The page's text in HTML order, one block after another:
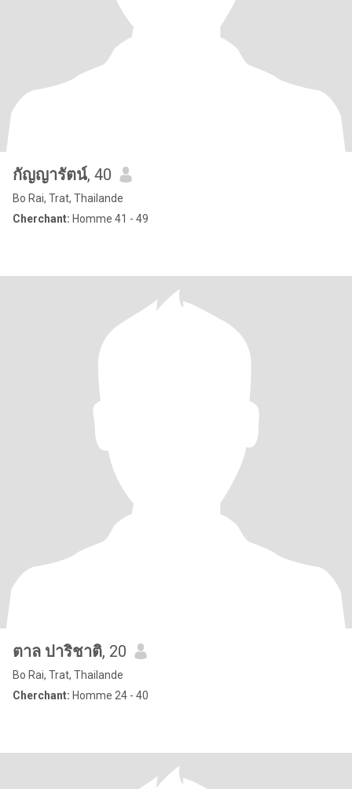
กัญญารัตน์, 40
Bo Rai, Trat, Thailande
Cherchant: Homme 41 - 49
ตาล ปาริชาติ, 20
Bo Rai, Trat, Thailande
Cherchant: Homme 24 - 40